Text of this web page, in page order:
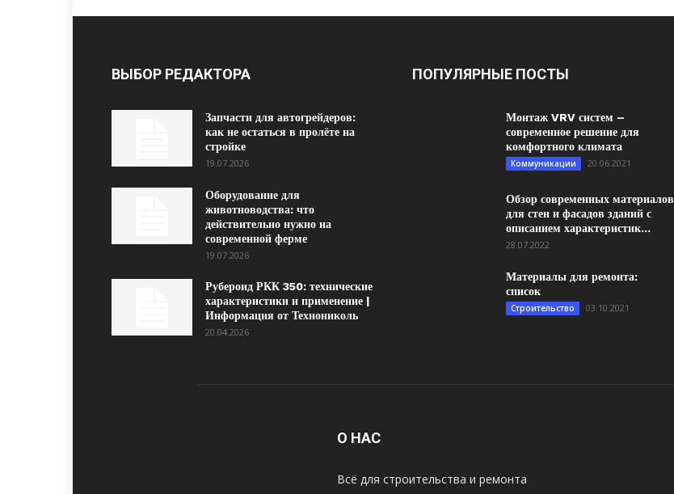
ВЫБОР РЕДАКТОРА
Запчасти для автогрейдеров:
как не остаться в пролёте на
стройке
19.07.2026
Оборудование для
животноводства: что
действительно нужно на
современной ферме
19.07.2026
Рубероид РКК 350: технические
характеристики и применение |
Информация от Технониколь
20.04.2026
ПОПУЛЯРНЫЕ ПОСТЫ
Монтаж VRV систем –
современное решение для
комфортного климата
Коммуникации 20.06.2021
Обзор современных материалов
для стен и фасадов зданий с
описанием характеристик...
28.07.2022
Материалы для ремонта:
список
Строительство 03.10.2021
О НАС
Всё для строительства и ремонта